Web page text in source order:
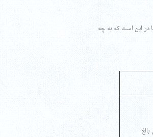
در این است که به چه